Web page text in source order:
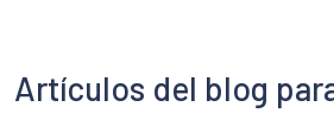
Artículos del blog